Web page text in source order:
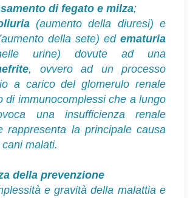
di fegato e milza;
(aumento della diuresi) e
della sete) ed ematuria
urine) dovute ad una
, ovvero ad un processo
a carico del glomerulo renale
di immunocomplessi che a lungo
una insufficienza renale
rappresenta la principale causa
malati.
della prevenzione
e gravità della malattia e